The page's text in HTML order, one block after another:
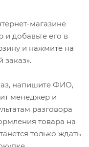
магазине
добавьте его в
и нажмите на
заказ».
напишите ФИО,
менеджер и
разговора
товара на
только ждать